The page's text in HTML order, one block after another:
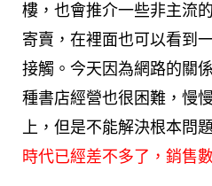
樓，也會推介一些非主流
寄賣，在裡面也可以看到
接觸。今天因為網路的關
種書店經營也很困難，慢
上，但是不能解決根本問
時代已經差不多了，銷售